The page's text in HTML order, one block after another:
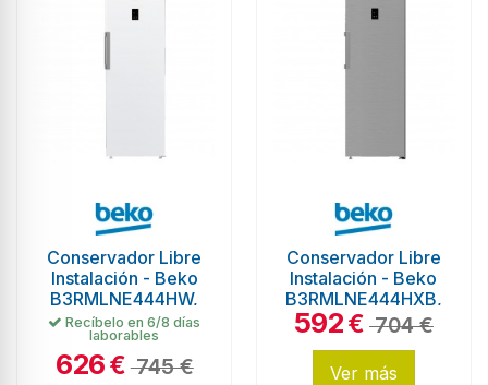
Conservador Libre
Instalación - Beko
B3RMLNE444HW,
No-Frost, 1,86
metros,...
Recíbelo en 6/8 días
laborables
626€ 745 €
Conservador Libre
Instalación - Beko
B3RMLNE444HXB,
No-Frost, 1,86
metros,...
592€ 704 €
Ver más